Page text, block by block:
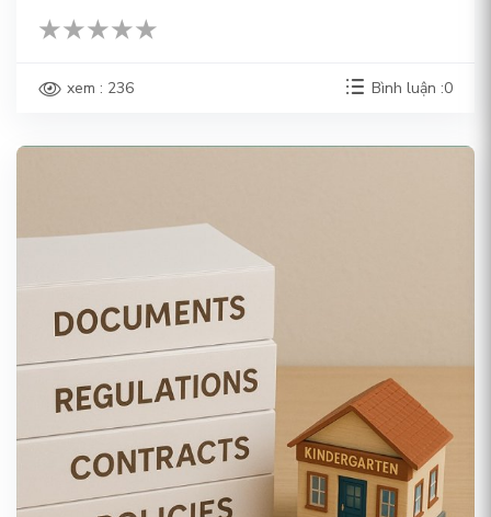
xem : 236 Bình luận :0